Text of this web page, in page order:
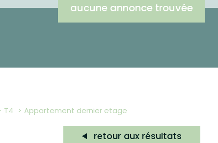
aucune annonce trouvée
T4 appartement dernier etage
retour aux résultats